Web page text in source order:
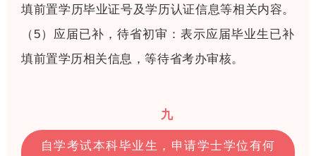
填前置学历毕业证号及学历认证信息等相关内容。
（5）应届已补，待省初审：表示应届毕业生已补
填前置学历相关信息，等待省考办审核。
九
自学考试本科毕业生，申请学士学位有何